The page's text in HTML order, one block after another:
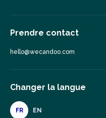
Prendre contact
hello@wecandoo.com
Changer la langue
FR EN